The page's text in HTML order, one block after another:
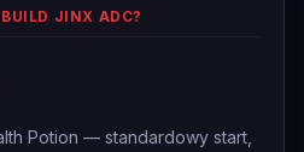
JINX ADC?
Potion — standardowy start,